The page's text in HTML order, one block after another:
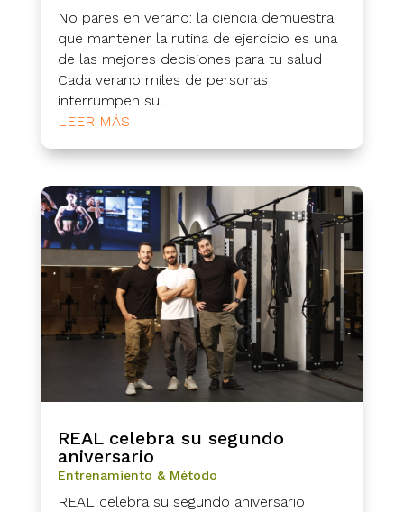
No pares en verano: la ciencia demuestra
que mantener la rutina de ejercicio es una
de las mejores decisiones para tu salud
Cada verano miles de personas
interrumpen su...
LEER MÁS
REAL celebra su segundo
aniversario
Entrenamiento & Método
REAL celebra su segundo aniversario